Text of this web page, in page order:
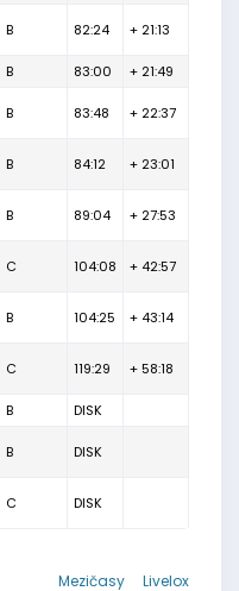
B 82:24 + 21:13
B 83:00 + 21:49
B 83:48 + 22:37
B 84:12 + 23:01
B 89:04 + 27:53
C 104:08 + 42:57
B 104:25 + 43:14
C 119:29 + 58:18
B
DISK
B DISK
C DISK
Livelox
Mezičasy